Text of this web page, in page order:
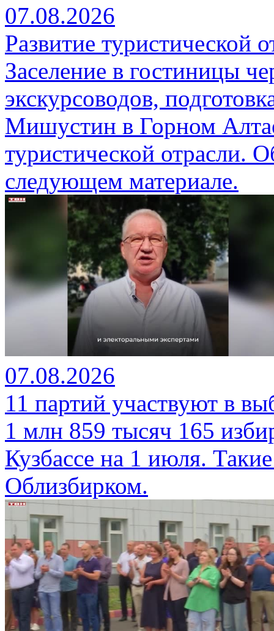
07.08.2026
Развитие туристической
Заселение в гостиницы
экскурсоводов,
Мишустин в Горном
туристической отрасли.
следующем материале.
07.08.2026
11 партий участвуют в
1 млн 859 тысяч 165
Кузбассе на 1 июля.
Облизбирком.